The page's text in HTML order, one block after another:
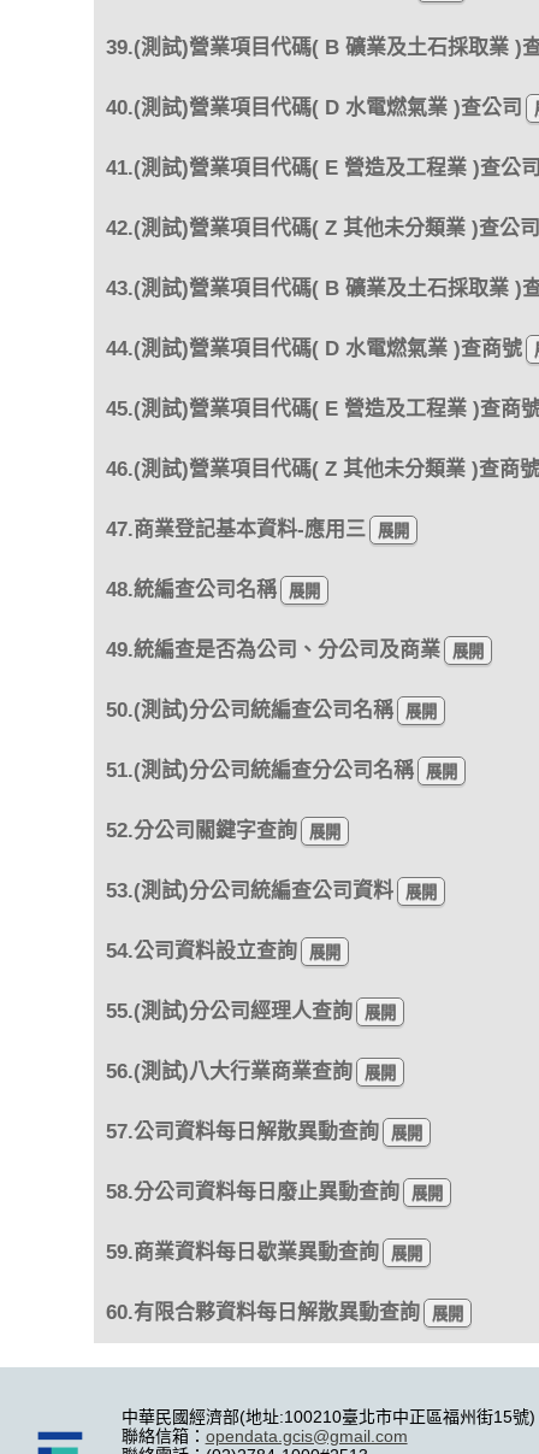
39.(測試)營業項目代碼( B 礦業及土石採取業 )
40.(測試)營業項目代碼( D 水電燃氣業 )查公司
41.(測試)營業項目代碼( E 營造及工程業 )查公
42.(測試)營業項目代碼( Z 其他未分類業 )查公司
43.(測試)營業項目代碼( B 礦業及土石採取業 )
44.(測試)營業項目代碼( D 水電燃氣業 )查商號
45.(測試)營業項目代碼( E 營造及工程業 )查商
46.(測試)營業項目代碼( Z 其他未分類業 )查商號
47.商業登記基本資料-應用三
48.統編查公司名稱
49.統編查是否為公司、分公司及商業
50.(測試)分公司統編查公司名稱
51.(測試)分公司統編查分公司名稱
52.分公司關鍵字查詢
53.(測試)分公司統編查公司資料
54.公司資料設立查詢
55.(測試)分公司經理人查詢
56.(測試)八大行業商業查詢
57.公司資料每日解散異動查詢
58.分公司資料每日廢止異動查詢
59.商業資料每日歇業異動查詢
60.有限合夥資料每日解散異動查詢
中華民國經濟部(地址:100210臺北市中正區福州街15號)
聯絡信箱： opendata.gcis@gmail.com